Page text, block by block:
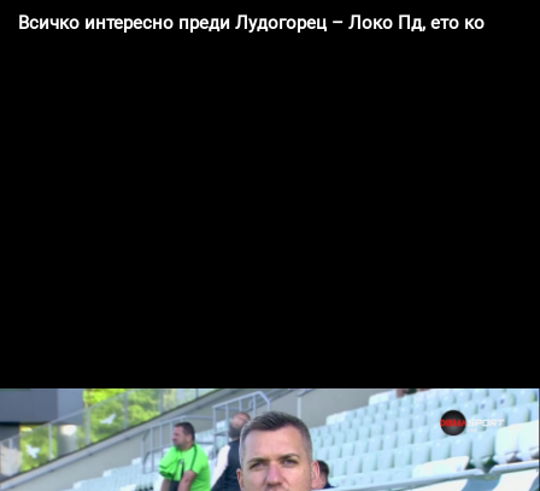
Всичко интересно преди Лудогорец – Локо Пд, ето кой ще